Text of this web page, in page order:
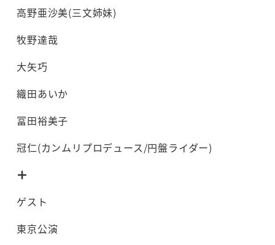
高野亜沙美(三文姉妹)
牧野達哉
大矢巧
織田あいか
冨田裕美子
冠仁(カンムリプロデュース/円盤ライダー)
ゲスト
東京公演